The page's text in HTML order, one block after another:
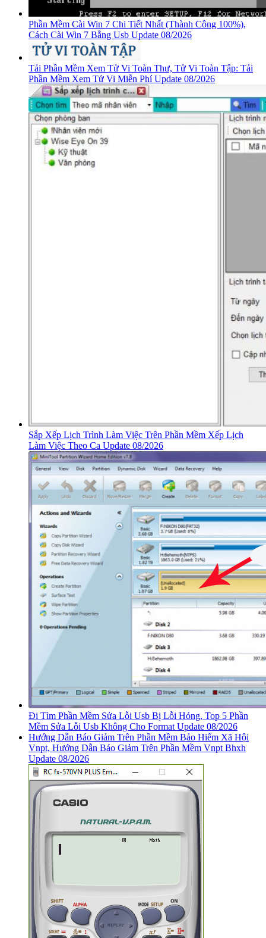
Phần Mềm Cài Win 7 Chi Tiết Nhất (Thành Công 100%),
Cách Cài Win 7 Bằng Usb Update 08/2026
Tải Phần Mềm Xem Tử Vi Toàn Thư, Tử Vi Toàn Tập: Tải
Phần Mềm Xem Tử Vi Miễn Phí Update 08/2026
Sắp Xếp Lịch Trình Làm Việc Trên Phần Mềm Xếp Lịch
Làm Việc Theo Ca Update 08/2026
Đi Tìm Phần Mềm Sửa Lỗi Usb Bị Lỗi Hỏng, Top 5 Phần
Mềm Sửa Lỗi Usb Không Cho Format Update 08/2026
Hướng Dẫn Báo Giảm Trên Phần Mềm Bảo Hiểm Xã Hội
Vnpt, Hướng Dẫn Báo Giảm Trên Phần Mềm Vnpt Bhxh
Update 08/2026